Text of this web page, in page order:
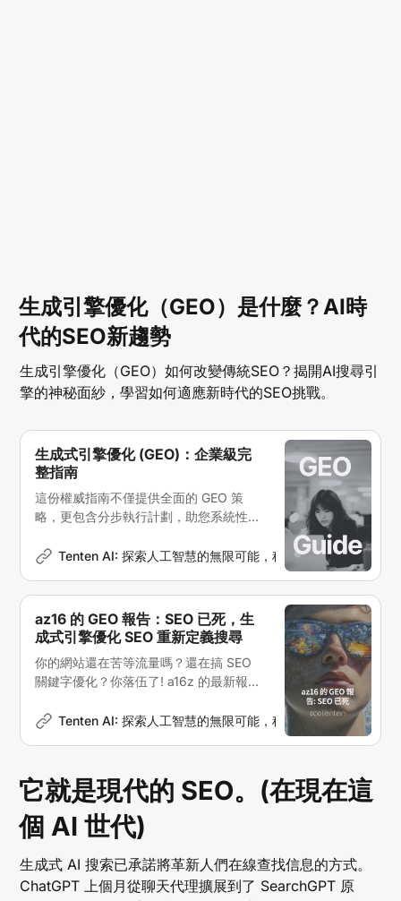
生成引擎優化（GEO）是什麼？AI時
代的SEO新趨勢
生成引擎優化（GEO）如何改變傳統SEO？揭開AI搜尋引
擎的神秘面紗，學習如何適應新時代的SEO挑戰。
生成式引擎優化 (GEO)：企業級完
整指南
這份權威指南不僅提供全面的 GEO 策
略，更包含分步執行計劃，助您系統性地
增長Tenten AI: 探索人工智慧的無限可能，科技新聞深度解析
az16 的 GEO 報告：SEO 已死，生
成式引擎優化 SEO 重新定義搜尋
你的網站還在苦等流量嗎？還在搞 SEO
關鍵字優化？你落伍了! a16z 的最新報告
就是你的作弊碼
Tenten AI: 探索人工智慧的無限可能，科技新聞深度解析
它就是現代的 SEO。(在現在這
個 AI 世代)
生成式 AI 搜索已承諾將革新人們在線查找信息的方式。
ChatGPT 上個月從聊天代理擴展到了 SearchGPT 原